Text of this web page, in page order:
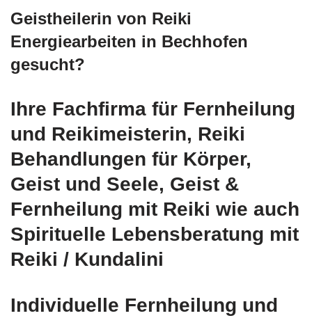
Geistheilerin von Reiki
Energiearbeiten in Bechhofen
gesucht?
Ihre Fachfirma für Fernheilung
und Reikimeisterin, Reiki
Behandlungen für Körper,
Geist und Seele, Geist &
Fernheilung mit Reiki wie auch
Spirituelle Lebensberatung mit
Reiki / Kundalini
Individuelle Fernheilung und